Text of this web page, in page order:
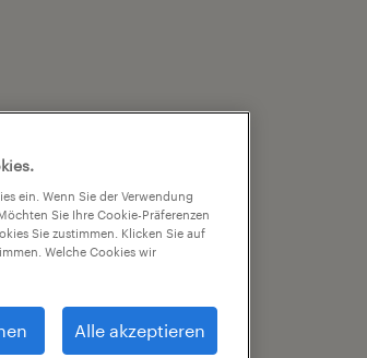
ein. Wenn Sie der Verwendung
Sie Ihre Cookie-Präferenzen
Sie zustimmen. Klicken Sie auf
Welche Cookies wir
Alle akzeptieren